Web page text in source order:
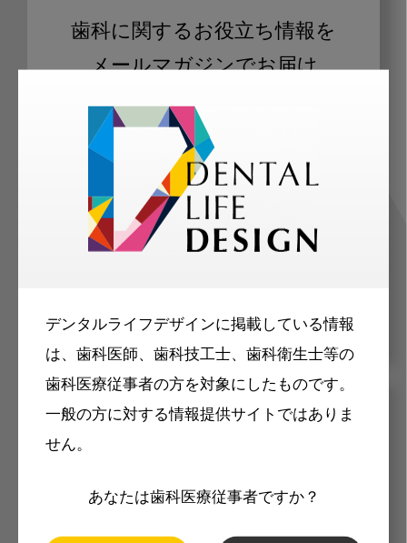
デンタルライフデザインに掲載している情報
は、歯科医師、歯科技工士、歯科衛生士等の
歯科医療従事者の方を対象にしたものです。
一般の方に対する情報提供サイトではありま
せん。
あなたは歯科医療従事者ですか？
歯科に関するお役立ち情報を
メールマガジンでお届け
ご登録いただいた職種（歯科医師、歯
科衛生士、歯科技工士）に合わせた内
容のメールマガジンをお届けします。
メリット